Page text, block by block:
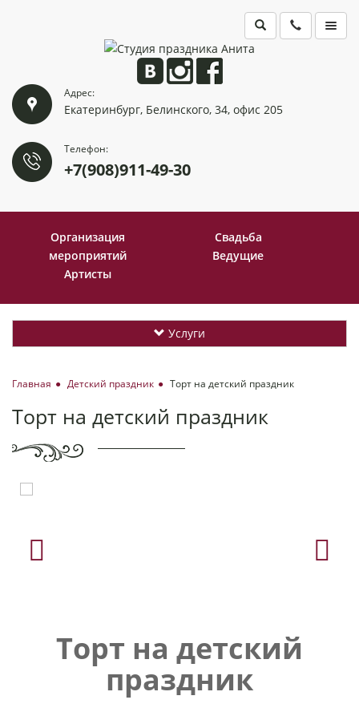
ПОРТФОЛИО
КОНТАКТЫ
Адрес:
Екатеринбург, Белинского, 34, офис 205
Телефон:
+7(908)911-49-30
Организация
мероприятий
Свадьба
Ведущие
Артисты
Услуги
Главная Детский праздник Торт на детский праздник
Торт на детский праздник
Торт на детский
праздник